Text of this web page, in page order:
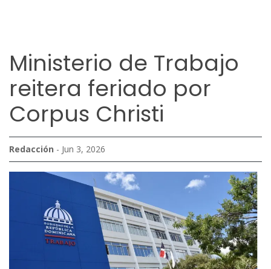
Ministerio de Trabajo
reitera feriado por
Corpus Christi
Redacción - Jun 3, 2026